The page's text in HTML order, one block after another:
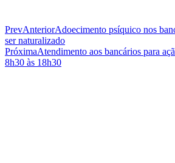
PrevAnteriorAdoecimento psíquico nos
ser naturalizado
PróximaAtendimento aos bancários para
8h30 às 18h30